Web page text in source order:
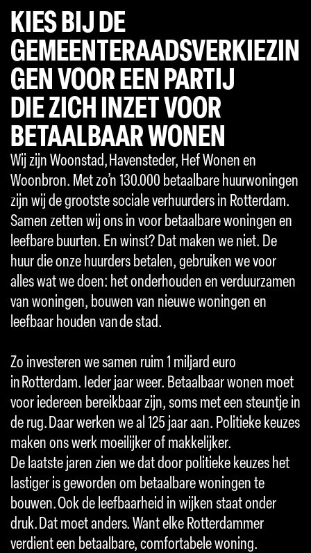
KIES BIJ DE
GEMEENTERAADSVERKIEZIN
GEN VOOR EEN PARTIJ
DIE ZICH INZET VOOR
BETAALBAAR WONEN
Wij zijn Woonstad, Havensteder, Hef Wonen en
Woonbron. Met zo’n 130.000 betaalbare huurwoningen
zijn wij de grootste sociale verhuurders in Rotterdam.
Samen zetten wij ons in voor betaalbare woningen en
leefbare buurten. En winst? Dat maken we niet. De
huur die onze huurders betalen, gebruiken we voor
alles wat we doen: het onderhouden en verduurzamen
van woningen, bouwen van nieuwe woningen en
leefbaar houden van de stad.
Zo investeren we samen ruim 1 miljard euro
in Rotterdam. Ieder jaar weer. Betaalbaar wonen moet
voor iedereen bereikbaar zijn, soms met een steuntje in
de rug. Daar werken we al 125 jaar aan. Politieke keuzes
maken ons werk moeilijker of makkelijker.
De laatste jaren zien we dat door politieke keuzes het
lastiger is geworden om betaalbare woningen te
bouwen. Ook de leefbaarheid in wijken staat onder
druk. Dat moet anders. Want elke Rotterdammer
verdient een betaalbare, comfortabele woning.